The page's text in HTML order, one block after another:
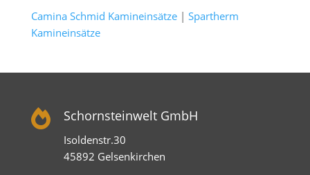
Camina Schmid Kamineinsätze| Spartherm
Kamineinsätze
 Schornsteinwelt GmbH
Isoldenstr.30
45892 Gelsenkirchen